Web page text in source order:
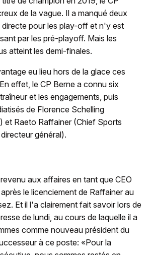
de la vague. Il a manqué deux
pour les play-off et n'y est
par les pré-playoff. Mais les
atteint les demi-finales.
eu lieu hors de la glace ces
effet, le CP Berne a connu six
et les engagements, puis
de Florence Schelling
et Raeto Raffainer (Chief Sports
général).
aux affaires en tant que CEO
le licenciement de Raffainer au
Et il l'a clairement fait savoir lors de
de lundi, au cours de laquelle il a
comme nouveau président du
à ce poste: «Pour la